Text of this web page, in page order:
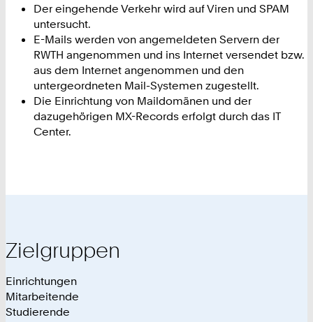
Der eingehende Verkehr wird auf Viren und SPAM
untersucht.
E-Mails werden von angemeldeten Servern der
RWTH angenommen und ins Internet versendet bzw.
aus dem Internet angenommen und den
untergeordneten Mail-Systemen zugestellt.
Die Einrichtung von Maildomänen und der
dazugehörigen MX-Records erfolgt durch das IT
Center.
Zielgruppen
Einrichtungen
Mitarbeitende
Studierende